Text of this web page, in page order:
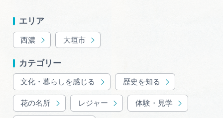
広告掲載
サイトポリシー
エリア
西濃 大垣市
カテゴリー
文化・暮らしを感じる 歴史を知る
花の名所 レジャー 体験・見学